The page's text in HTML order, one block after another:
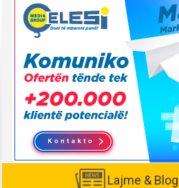
Lajme & Blog